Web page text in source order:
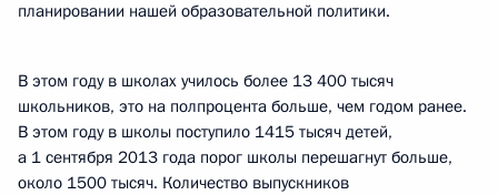
планировании нашей образовательной политики.
В этом году в школах училось более 13 400 тысяч
школьников, это на полпроцента больше, чем годом ранее.
В этом году в школы поступило 1415 тысяч детей,
а 1 сентября 2013 года порог школы перешагнут больше,
около 1500 тысяч. Количество выпускников